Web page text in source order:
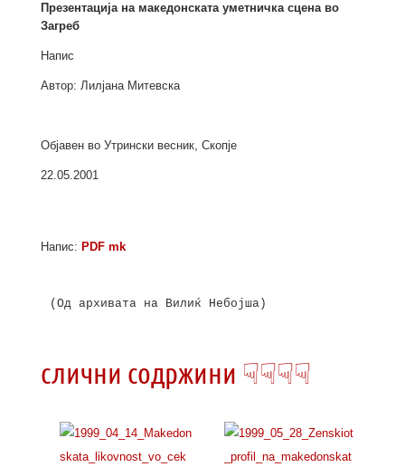
Презентација на македонската уметничка сцена во
Загреб
Напис
Автор: Лилјана Митевска
Објавен во Утрински весник, Скопје
22.05.2001
Напис: PDF mk
(Од архивата на Вилиќ Небојша)
слични содржини ☟☟☟☟